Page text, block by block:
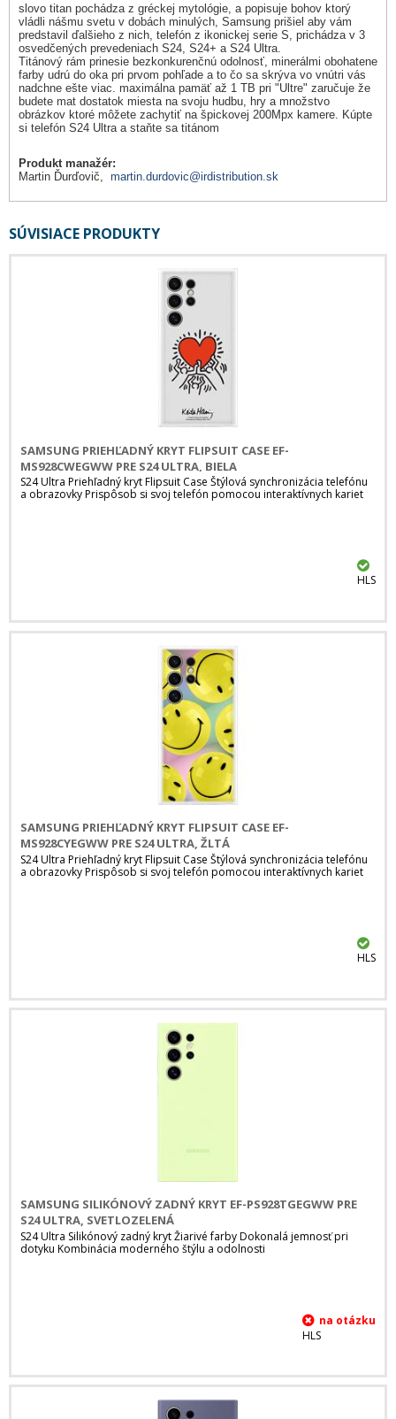
slovo titan pochádza z gréckej mytológie, a popisuje bohov ktorý
vládli nášmu svetu v dobách minulých, Samsung prišiel aby vám
predstavil ďalšieho z nich, telefón z ikonickej serie S, prichádza v 3
osvedčených prevedeniach S24, S24+ a S24 Ultra.
Titánový rám prinesie bezkonkurenčnú odolnosť, minerálmi obohatene
farby udrú do oka pri prvom pohľade a to čo sa skrýva vo vnútri vás
nadchne ešte viac. maximálna pamäť až 1 TB pri "Ultre" zaručuje že
budete mat dostatok miesta na svoju hudbu, hry a množstvo
obrázkov ktoré môžete zachytiť na špickovej 200Mpx kamere. Kúpte
si telefón S24 Ultra a staňte sa titánom
Produkt manažér:
Martin Ďurďovič, martin.durdovic@irdistribution.sk
SÚVISIACE PRODUKTY
SAMSUNG PRIEHĽADNÝ KRYT FLIPSUIT CASE EF-
MS928CWEGWW PRE S24 ULTRA, BIELA
S24 Ultra Priehľadný kryt Flipsuit Case Štýlová synchronizácia telefónu
a obrazovky Prispôsob si svoj telefón pomocou interaktívnych kariet
HLS
SAMSUNG PRIEHĽADNÝ KRYT FLIPSUIT CASE EF-
MS928CYEGWW PRE S24 ULTRA, ŽLTÁ
S24 Ultra Priehľadný kryt Flipsuit Case Štýlová synchronizácia telefónu
a obrazovky Prispôsob si svoj telefón pomocou interaktívnych kariet
HLS
SAMSUNG SILIKÓNOVÝ ZADNÝ KRYT EF-PS928TGEGWW PRE
S24 ULTRA, SVETLOZELENÁ
S24 Ultra Silikónový zadný kryt Žiarivé farby Dokonalá jemnosť pri
dotyku Kombinácia moderného štýlu a odolnosti
HLS